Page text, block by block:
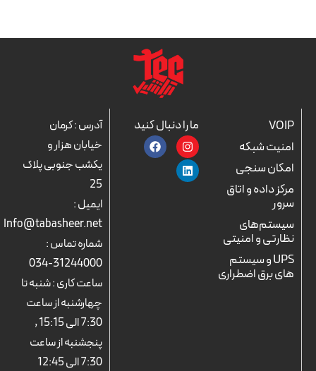
VOIP
امنیت شبکه
امکان سنجی
مرکز داده و اتاق
سرور
سیستم‌های
نظارتی و امنیتی
UPS و سیستم
های برق اضطراری
ما را دنبال کنید
I
n
s
t
a
F
a
c
L
i
n
k
e
آدرس : کرمان
خیابان هزار و
یکشب جنوبی پلاک
25
ایمیل :
Info@tabasheer.net
شماره تماس :
31244000-034
ساعت کاری : شنبه تا
چهارشنبه از ساعت
7:30 الی 15:15 ,
پنجشنبه از ساعت
7:30 الی 12:45